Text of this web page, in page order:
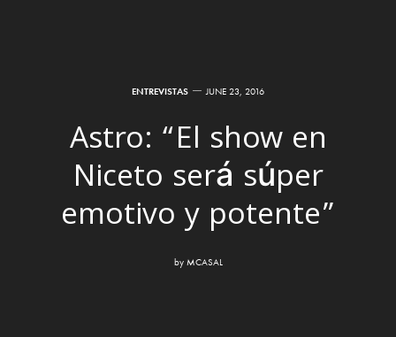
ENTREVISTAS JUNE 23, 2016
Astro: “El show en
Niceto será súper
emotivo y potente”
by MCASAL